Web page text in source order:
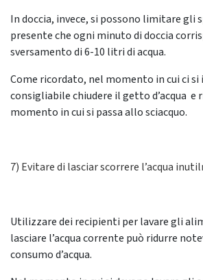
In doccia, invece, si possono limitare gli
presente che ogni minuto di doccia
sversamento di 6-10 litri di acqua.
Come ricordato, nel momento in cui ci si
consigliabile chiudere il getto d’acqua e
momento in cui si passa allo sciacquo.
7) Evitare di lasciar scorrere l’acqua
Utilizzare dei recipienti per lavare gli
lasciare l’acqua corrente può ridurre
consumo d’acqua.